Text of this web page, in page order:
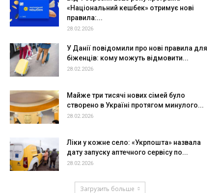
«Національний кешбек» отримує нові
правила:...
28.02.2026
У Данії повідомили про нові правила для
біженців: кому можуть відмовити...
28.02.2026
Майже три тисячі нових сімей було
створено в Україні протягом минулого...
28.02.2026
Ліки у кожне село: «Укрпошта» назвала
дату запуску аптечного сервісу по...
28.02.2026
Загрузить больше